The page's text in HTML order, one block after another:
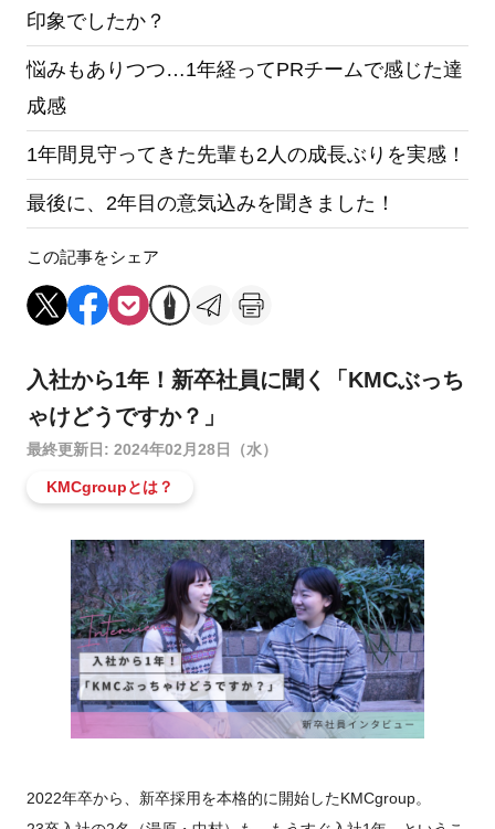
印象でしたか？
悩みもありつつ…1年経ってPRチームで感じた達
成感
1年間見守ってきた先輩も2人の成長ぶりを実感！
最後に、2年目の意気込みを聞きました！
この記事をシェア
入社から1年！新卒社員に聞く「KMCぶっち
ゃけどうですか？」
最終更新日: 2024年02月28日（水）
KMCgroupとは？
2022年卒から、新卒採用を本格的に開始したKMCgroup。